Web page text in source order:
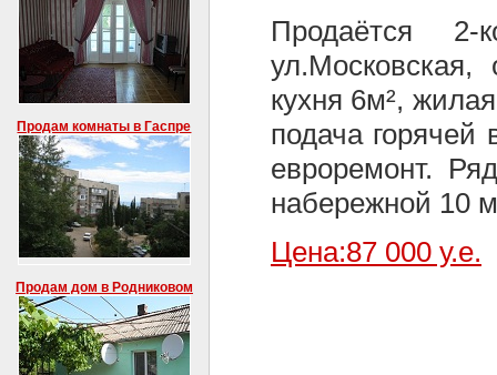
Продам комнаты в Гаспре
Продам дом в Родниковом
Продаётся
кухня 6м²,
подача горячей
евроремонт.
набережной 10
Цена:87 000 у.е.